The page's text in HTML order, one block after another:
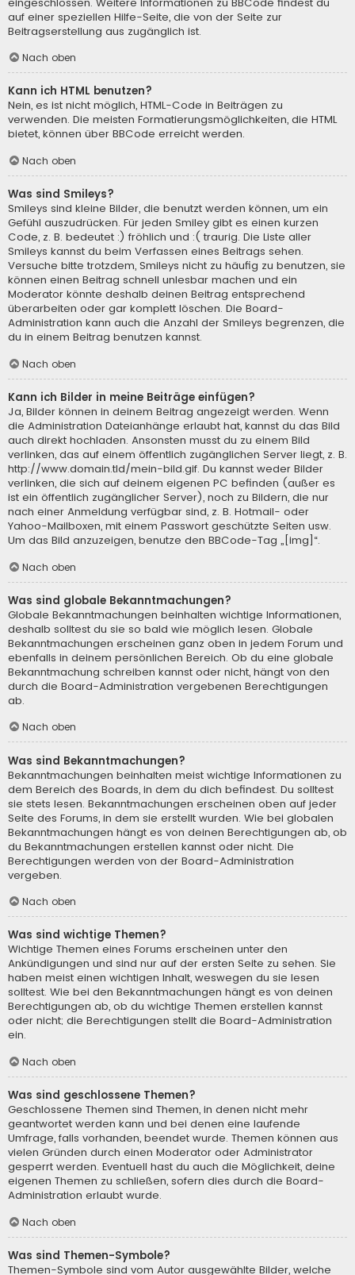
auf einer speziellen Hilfe-Seite, die von der Seite zur
Beitragserstellung aus zugänglich ist.
Nach oben
Kann ich HTML benutzen?
Nein, es ist nicht möglich, HTML-Code in Beiträgen zu
verwenden. Die meisten Formatierungsmöglichkeiten, die HTML
bietet, können über BBCode erreicht werden.
Nach oben
Was sind Smileys?
Smileys sind kleine Bilder, die benutzt werden können, um ein
Gefühl auszudrücken. Für jeden Smiley gibt es einen kurzen
Code, z. B. bedeutet :) fröhlich und :( traurig. Die Liste aller
Smileys kannst du beim Verfassen eines Beitrags sehen.
Versuche bitte trotzdem, Smileys nicht zu häufig zu benutzen, sie
können einen Beitrag schnell unlesbar machen und ein
Moderator könnte deshalb deinen Beitrag entsprechend
überarbeiten oder gar komplett löschen. Die Board-
Administration kann auch die Anzahl der Smileys begrenzen, die
du in einem Beitrag benutzen kannst.
Nach oben
Kann ich Bilder in meine Beiträge einfügen?
Ja, Bilder können in deinem Beitrag angezeigt werden. Wenn
die Administration Dateianhänge erlaubt hat, kannst du das Bild
auch direkt hochladen. Ansonsten musst du zu einem Bild
verlinken, das auf einem öffentlich zugänglichen Server liegt, z. B.
http://www.domain.tld/mein-bild.gif. Du kannst weder Bilder
verlinken, die sich auf deinem eigenen PC befinden (außer es
ist ein öffentlich zugänglicher Server), noch zu Bildern, die nur
nach einer Anmeldung verfügbar sind, z. B. Hotmail- oder
Yahoo-Mailboxen, mit einem Passwort geschützte Seiten usw.
Um das Bild anzuzeigen, benutze den BBCode-Tag „[img]“.
Nach oben
Was sind globale Bekanntmachungen?
Globale Bekanntmachungen beinhalten wichtige Informationen,
deshalb solltest du sie so bald wie möglich lesen. Globale
Bekanntmachungen erscheinen ganz oben in jedem Forum und
ebenfalls in deinem persönlichen Bereich. Ob du eine globale
Bekanntmachung schreiben kannst oder nicht, hängt von den
durch die Board-Administration vergebenen Berechtigungen
ab.
Nach oben
Was sind Bekanntmachungen?
Bekanntmachungen beinhalten meist wichtige Informationen zu
dem Bereich des Boards, in dem du dich befindest. Du solltest
sie stets lesen. Bekanntmachungen erscheinen oben auf jeder
Seite des Forums, in dem sie erstellt wurden. Wie bei globalen
Bekanntmachungen hängt es von deinen Berechtigungen ab, ob
du Bekanntmachungen erstellen kannst oder nicht. Die
Berechtigungen werden von der Board-Administration
vergeben.
Nach oben
Was sind wichtige Themen?
Wichtige Themen eines Forums erscheinen unter den
Ankündigungen und sind nur auf der ersten Seite zu sehen. Sie
haben meist einen wichtigen Inhalt, weswegen du sie lesen
solltest. Wie bei den Bekanntmachungen hängt es von deinen
Berechtigungen ab, ob du wichtige Themen erstellen kannst
oder nicht; die Berechtigungen stellt die Board-Administration
ein.
Nach oben
Was sind geschlossene Themen?
Geschlossene Themen sind Themen, in denen nicht mehr
geantwortet werden kann und bei denen eine laufende
Umfrage, falls vorhanden, beendet wurde. Themen können aus
vielen Gründen durch einen Moderator oder Administrator
gesperrt werden. Eventuell hast du auch die Möglichkeit, deine
eigenen Themen zu schließen, sofern dies durch die Board-
Administration erlaubt wurde.
Nach oben
Was sind Themen-Symbole?
Themen-Symbole sind vom Autor ausgewählte Bilder, welche